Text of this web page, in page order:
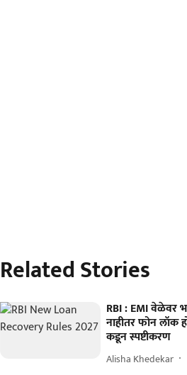
Related Stories
RBI : EMI वेळेवर
नाहीतर फोन लॉक
कडून स्पष्टीकरण
Alisha Khedekar